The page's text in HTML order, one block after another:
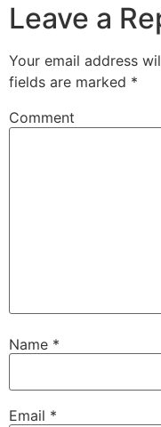
Leave a
Your email address
fields are marked *
Comment
Name *
Email *